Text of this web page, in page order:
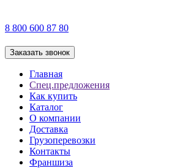
8 800 600 87 80
Заказать звонок
Главная
Спец.предложения
Как купить
Каталог
О компании
Доставка
Грузоперевозки
Контакты
Франшиза